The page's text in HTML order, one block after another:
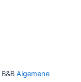
Algemene